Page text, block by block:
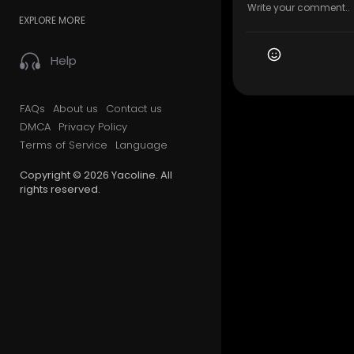
EXPLORE MORE
Help
FAQs About us
Contact us
DMCA Privacy Policy
Terms of Service
Language
Copyright © 2026 Yacoline. All
rights reserved.